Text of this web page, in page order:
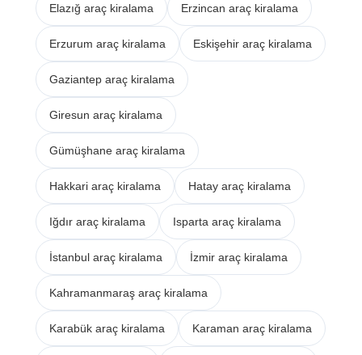
Elazığ araç kiralama Erzincan araç kiralama
Erzurum araç kiralama Eskişehir araç kiralama
Gaziantep araç kiralama
Giresun araç kiralama
Gümüşhane araç kiralama
Hakkari araç kiralama Hatay araç kiralama
Iğdır araç kiralama Isparta araç kiralama
İstanbul araç kiralama İzmir araç kiralama
Kahramanmaraş araç kiralama
Karabük araç kiralama Karaman araç kiralama